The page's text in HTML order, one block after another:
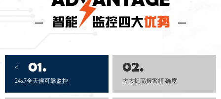
智能 监控四大优势
< 01.
24x7全天候可靠监控
02.
大大提高报警精 确度